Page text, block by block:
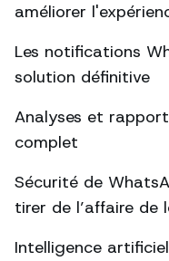
améliorer
Les notifications
solution définitive
Analyses et
complet
Sécurité de
tirer de l’affaire de
Intelligence